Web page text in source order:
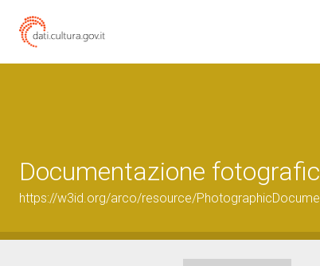
Documentazione
https://w3id.org/arco/resource/